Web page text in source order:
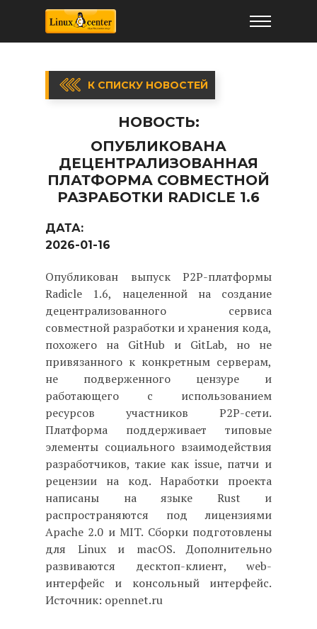
К СПИСКУ НОВОСТЕЙ
НОВОСТЬ:
ОПУБЛИКОВАНА
ДЕЦЕНТРАЛИЗОВАННАЯ
ПЛАТФОРМА СОВМЕСТНОЙ
РАЗРАБОТКИ RADICLE 1.6
ДАТА:
2026-01-16
Опубликован выпуск P2P-платформы
Radicle 1.6, нацеленной на создание
децентрализованного сервиса
совместной разработки и хранения кода,
похожего на GitHub и GitLab, но не
привязанного к конкретным серверам,
не подверженного цензуре и
работающего с использованием
ресурсов участников P2P-сети.
Платформа поддерживает типовые
элементы социального взаимодействия
разработчиков, такие как issue, патчи и
рецензии на код. Наработки проекта
написаны на языке Rust и
распространяются под лицензиями
Apache 2.0 и MIT. Сборки подготовлены
для Linux и macOS. Дополнительно
развиваются десктоп-клиент, web-
интерфейс и консольный интерфейс.
Источник: opennet.ru